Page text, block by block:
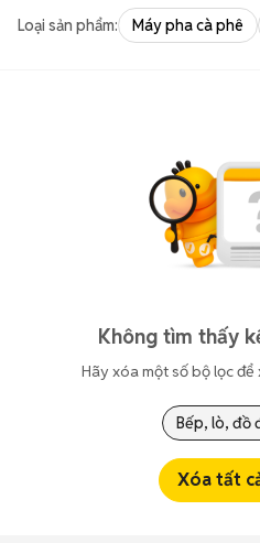
Loại sản phẩm: Máy pha cà phê
Không tìm thấy
Hãy xóa một số bộ lọc
Bếp, lò, đồ
Xóa tất